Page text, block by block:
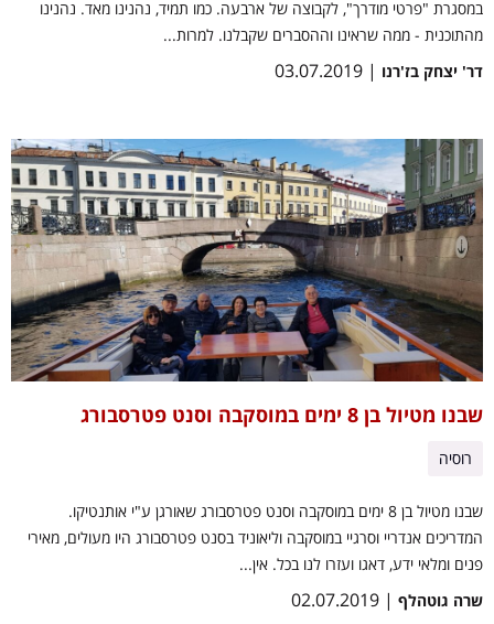
במסגרת "פרטי מודרך", לקבוצה של ארבעה. כמו תמיד, נהנינו מאד. נהנינו
מהתוכנית - ממה שראינו וההסברים שקבלנו. למרות...
דר' יצחק בז'רנו | 03.07.2019
שבנו מטיול בן 8 ימים במוסקבה וסנט פטרסבורג
רוסיה
שבנו מטיול בן 8 ימים במוסקבה וסנט פטרסבורג שאורגן ע"י אותנטיקו.
המדריכים אנדריי וסרגיי במוסקבה וליאוניד בסנט פטרסבורג היו מעולים, מאירי
פנים ומלאי ידע, דאגו ועזרו לנו בכל. אין...
שרה גוטהלף | 02.07.2019